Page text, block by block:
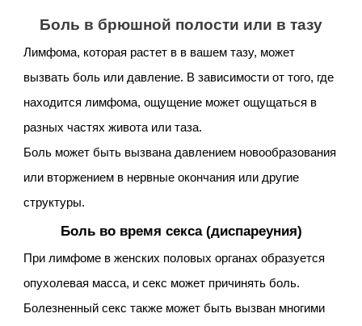
Боль в брюшной полости или в тазу
Лимфома, которая растет в в вашем тазу, может
вызвать боль или давление. В зависимости от того, где
находится лимфома, ощущение может ощущаться в
разных частях живота или таза.
Боль может быть вызвана давлением новообразования
или вторжением в нервные окончания или другие
структуры.
Боль во время секса (диспареуния)
При лимфоме в женских половых органах образуется
опухолевая масса, и секс может причинять боль.
Болезненный секс также может быть вызван многими